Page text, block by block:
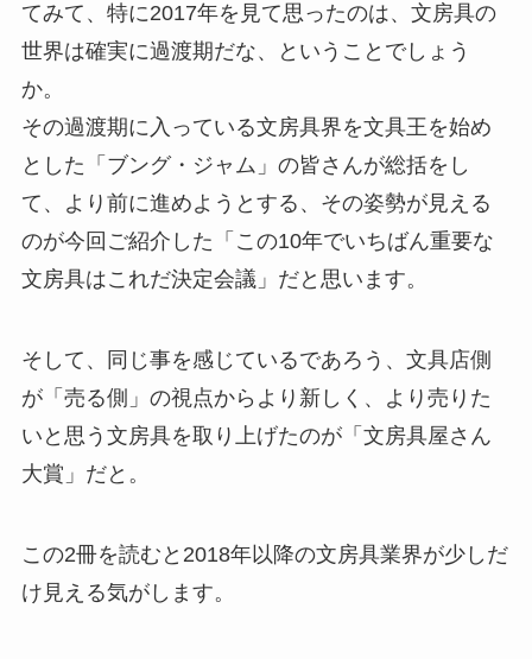
てみて、特に2017年を見て思ったのは、文房具の
世界は確実に過渡期だな、ということでしょう
か。
その過渡期に入っている文房具界を文具王を始め
とした「ブング・ジャム」の皆さんが総括をし
て、より前に進めようとする、その姿勢が見える
のが今回ご紹介した「この10年でいちばん重要な
文房具はこれだ決定会議」だと思います。
そして、同じ事を感じているであろう、文具店側
が「売る側」の視点からより新しく、より売りた
いと思う文房具を取り上げたのが「文房具屋さん
大賞」だと。
この2冊を読むと2018年以降の文房具業界が少しだ
け見える気がします。